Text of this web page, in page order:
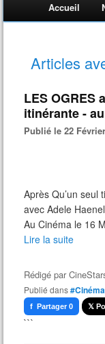
Accueil
Articles
LES OGRES
itinérante -
Publié le 22
Après Qu’un seul
avec Adele
Au Cinéma le 16
Lire la suite
Rédigé par
Publié dans#Cinéma
f Partager 0 𝕏
```